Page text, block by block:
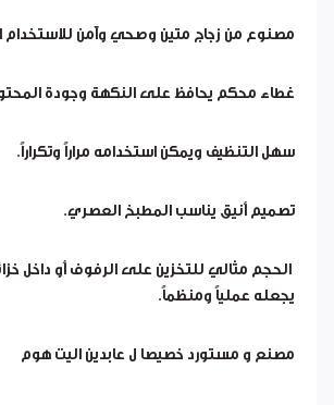
مصنوع من زجاج متين وصحي وآمن للاستخدام
غطاء محكم يحافظ على النكهة وجودة
سهل التنظيف ويمكن استخدامه مراراً وتكراراً.
تصميم أنيق يناسب المطبخ العصري.
الحجم مثالي للتخزين على الرفوف أو داخل
يجعله عملياً ومنظماً.
مصنع و مستورد خصيصا ل عابدين اليت هوم